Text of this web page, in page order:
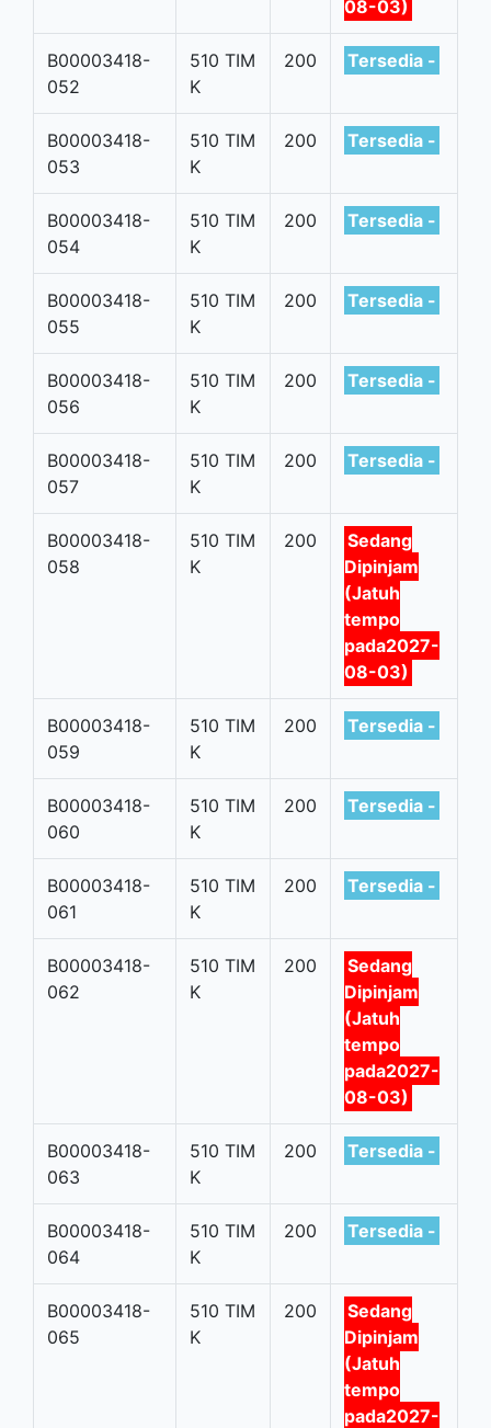
08-03)
B00003418-
052
510 TIM
K
200 Tersedia -
B00003418-
053
510 TIM
K
200 Tersedia -
B00003418-
054
510 TIM
K
200 Tersedia -
B00003418-
055
510 TIM
K
200 Tersedia -
B00003418-
056
510 TIM
K
200 Tersedia -
B00003418-
057
510 TIM
K
200 Tersedia -
B00003418-
058
510 TIM
K
200
Sedang
Dipinjam
(Jatuh
tempo
pada2027-
08-03)
B00003418-
059
510 TIM
K
200 Tersedia -
B00003418-
060
510 TIM
K
200 Tersedia -
B00003418-
061
510 TIM
K
200 Tersedia -
B00003418-
062
510 TIM
K
200
Sedang
Dipinjam
(Jatuh
tempo
pada2027-
08-03)
B00003418-
063
510 TIM
K
200 Tersedia -
B00003418-
064
510 TIM
K
200 Tersedia -
B00003418-
065
510 TIM
K
200
Sedang
Dipinjam
(Jatuh
tempo
pada2027-